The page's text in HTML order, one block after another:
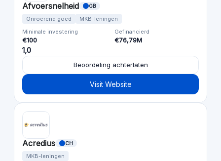
Afvoersnelheid GB
Onroerend goed
MKB-leningen
Minimale investering
€100
Gefinancierd
€76,79M
1,0
Beoordeling achterlaten
Visit Website
Acredius CH
MKB-leningen